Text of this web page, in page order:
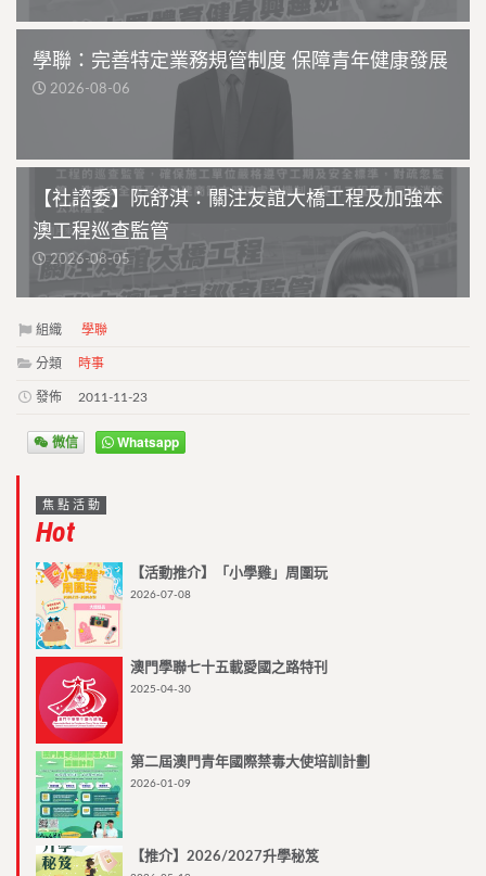
學聯：完善特定業務規管制度 保障青年健康發展
2026-08-06
【社諮委】阮舒淇：關注友誼大橋工程及加強本
澳工程巡查監管
2026-08-05
組織 學聯
分類 時事
發佈 2011-11-23
微信 Whatsapp
焦點活動
Hot
【活動推介】「小學雞」周圍玩
2026-07-08
澳門學聯七十五載愛國之路特刊
2025-04-30
第二屆澳門青年國際禁毒大使培訓計劃
2026-01-09
【推介】2026/2027升學秘笈